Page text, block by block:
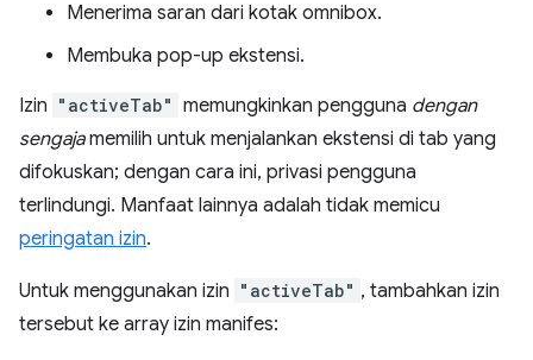
Menerima saran dari kotak omnibox.
Membuka pop-up ekstensi.
Izin "activeTab" memungkinkan pengguna dengan
sengajamemilih untuk menjalankan ekstensi di tab yang
difokuskan; dengan cara ini, privasi pengguna
terlindungi. Manfaat lainnya adalah tidak memicu
peringatan izin.
Untuk menggunakan izin "activeTab" , tambahkan izin
tersebut ke array izin manifes: